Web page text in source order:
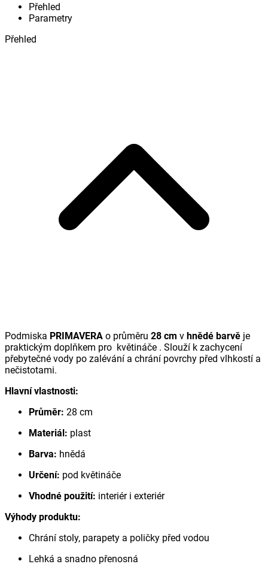
Přehled
Parametry
Přehled
Podmiska PRIMAVERA o průměru 28 cm v hnědé barvě je
praktickým doplňkem pro květináče . Slouží k zachycení
přebytečné vody po zalévání a chrání povrchy před vlhkostí a
nečistotami.
Hlavní vlastnosti:
Průměr: 28 cm
Materiál: plast
Barva: hnědá
Určení: pod květináče
Vhodné použití: interiér i exteriér
Výhody produktu:
Chrání stoly, parapety a poličky před vodou
Lehká a snadno přenosná